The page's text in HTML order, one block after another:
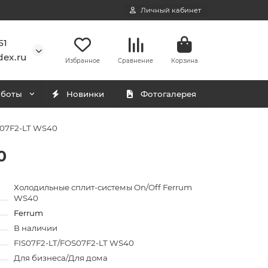
Личный кабинет
Избранное Сравнение Корзина
Новинки Фотогалерея
LT WS40
Холодильные сплит-системы On/Off Ferrum
WS40
Ferrum
В наличии
FIS07F2-LT/FOS07F2-LT WS40
Для бизнеса/Для дома